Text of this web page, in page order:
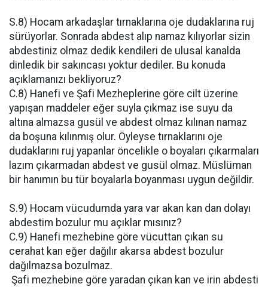
S.8) Hocam arkadaşlar tırnaklarına oje dudaklarına ruj
sürüyorlar. Sonrada abdest alıp namaz kılıyorlar sizin
abdestiniz olmaz dedik kendileri de ulusal kanalda
dinledik bir sakıncası yoktur dediler. Bu konuda
açıklamanızı bekliyoruz?
C.8) Hanefi ve Şafi Mezheplerine göre cilt üzerine
yapışan maddeler eğer suyla çıkmaz ise suyu da
altına almazsa gusül ve abdest olmaz kılınan namaz
da boşuna kılınmış olur. Öyleyse tırnaklarını oje
dudaklarını ruj yapanlar öncelikle o boyaları çıkarmaları
lazım çıkarmadan abdest ve gusül olmaz. Müslüman
bir hanımın bu tür boyalarla boyanması uygun değildir.
S.9) Hocam vücudumda yara var akan kan dan dolayı
abdestim bozulur mu açıklar mısınız?
C.9) Hanefi mezhebine göre vücuttan çıkan su
cerahat kan eğer dağılır akarsa abdest bozulur
dağılmazsa bozulmaz.
Şafi mezhebine göre yaradan çıkan kan ve irin abdesti